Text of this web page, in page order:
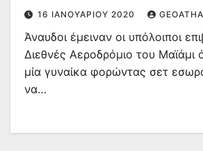
16 ΙΑΝΟΥΑΡΊΟΥ 2020
Άναυδοι έμειναν οι υπόλοιποι
Διεθνές Αεροδρόμιο του Μαϊάμι
μία γυναίκα φορώντας σετ
να…